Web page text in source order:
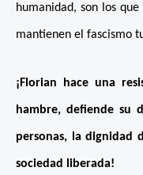
humanidad, son los
mantienen el fascismo
¡Florian hace una
hambre, defiende su
personas, la dignidad
sociedad liberada!